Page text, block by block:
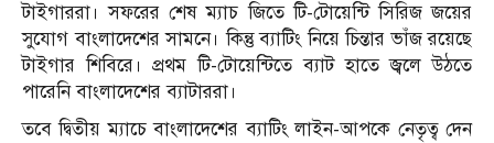
টাইগাররা। সফরের শেষ ম্যাচ জিতে টি-টোয়েন্টি সিরিজ জয়ের
সুযোগ বাংলাদেশের সামনে। কিন্তু ব্যাটিং নিয়ে চিন্তার ভাঁজ রয়েছে
টাইগার শিবিরে। প্রথম টি-টোয়েন্টিতে ব্যাট হাতে জ্বলে উঠতে
পারেনি বাংলাদেশের ব্যাটাররা।
তবে দ্বিতীয় ম্যাচে বাংলাদেশের ব্যাটিং লাইন-আপকে নেতৃত্ব দেন